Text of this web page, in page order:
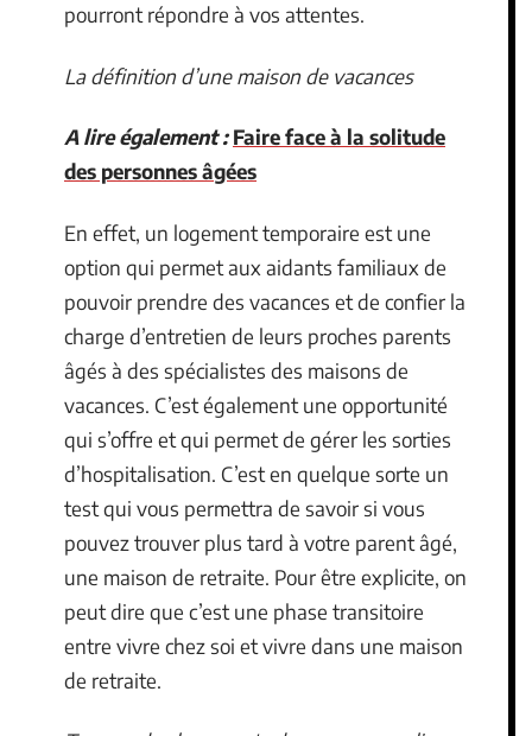
pourront répondre à vos attentes.
La définition d’une maison de vacances
A lire également : Faire face à la solitude
des personnes âgées
En effet, un logement temporaire est une
option qui permet aux aidants familiaux de
pouvoir prendre des vacances et de confier la
charge d’entretien de leurs proches parents
âgés à des spécialistes des maisons de
vacances. C’est également une opportunité
qui s’offre et qui permet de gérer les sorties
d’hospitalisation. C’est en quelque sorte un
test qui vous permettra de savoir si vous
pouvez trouver plus tard à votre parent âgé,
une maison de retraite. Pour être explicite, on
peut dire que c’est une phase transitoire
entre vivre chez soi et vivre dans une maison
de retraite.